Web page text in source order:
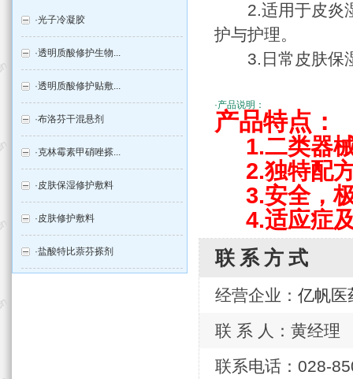
2.适用于皮炎湿
护与护理。
3.日常皮肤保
·产品说明：
产品特点：
1.二类器
2.独特配方
3.安全，
4.适应症及
联系方式
经营企业： 亿帆医
联 系 人：黄经理
联系电话：
·光子冷凝胶
·透明质酸修护生物...
·透明质酸修护贴敷...
·布洛芬干混悬剂
·克林霉素甲硝唑搽...
·皮肤保湿修护敷料
·皮肤修护敷料
·盐酸特比萘芬搽剂